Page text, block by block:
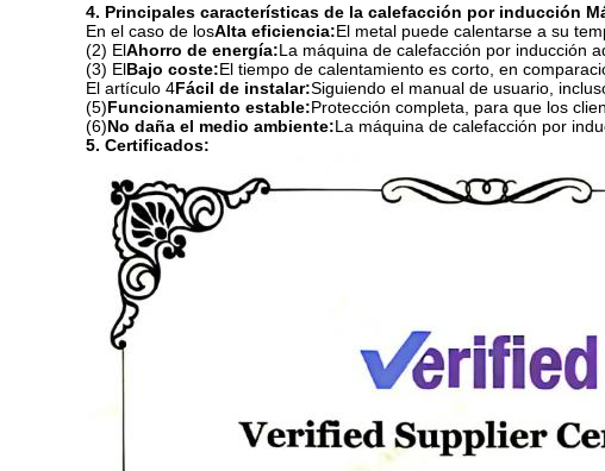
4. Principales características de la calefacción por inducción
En el caso de losAlta eficiencia:El metal puede calentarse a su
(2) ElAhorro de energía:La máquina de calefacción por inducción
(3) ElBajo coste:El tiempo de calentamiento es corto, en
El artículo 4Fácil de instalar:Siguiendo el manual de usuario,
(5)Funcionamiento estable:Protección completa, para que los
(6)No daña el medio ambiente:La máquina de calefacción por
5. Certificados: